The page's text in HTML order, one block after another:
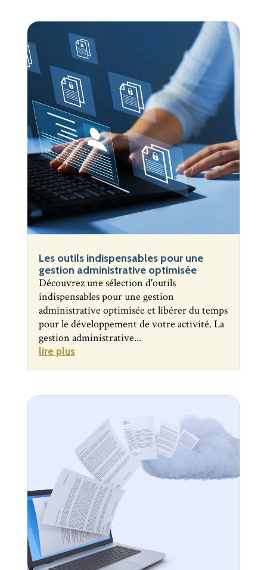
Les outils indispensables pour une
gestion administrative optimisée
Découvrez une sélection d'outils
indispensables pour une gestion
administrative optimisée et libérer du temps
pour le développement de votre activité. La
gestion administrative...
lire plus